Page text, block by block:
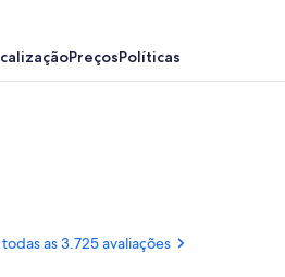
PreçosPolíticas
as 3.725 avaliações